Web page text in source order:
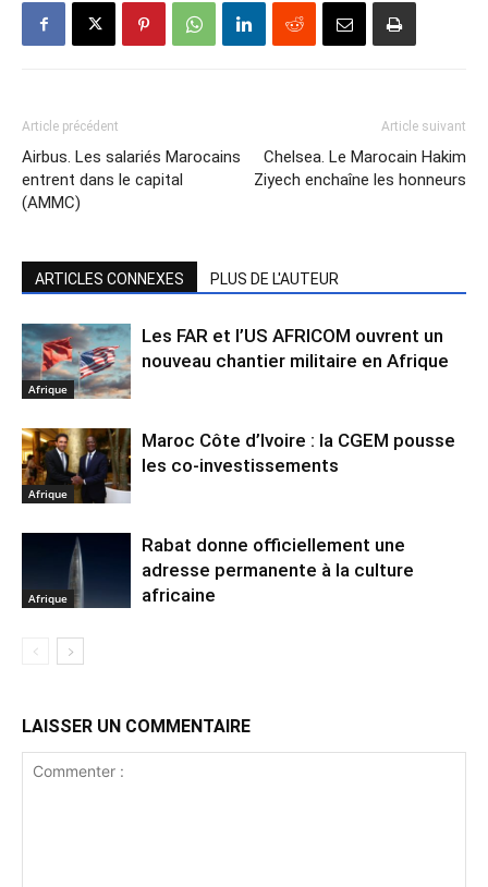
Article précédent
Airbus. Les salariés Marocains
entrent dans le capital
(AMMC)
Article suivant
Chelsea. Le Marocain Hakim
Ziyech enchaîne les honneurs
ARTICLES CONNEXES PLUS DE L'AUTEUR
Afrique
Les FAR et l’US AFRICOM ouvrent un
nouveau chantier militaire en Afrique
Afrique
Maroc Côte d’Ivoire : la CGEM pousse
les co-investissements
Afrique
Rabat donne officiellement une
adresse permanente à la culture
africaine
LAISSER UN COMMENTAIRE